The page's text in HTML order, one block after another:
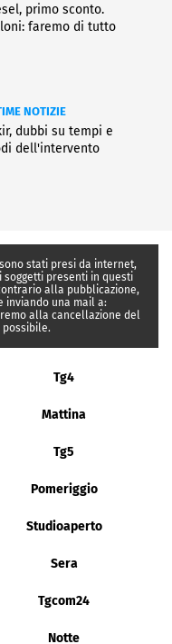
primo sconto.
faremo di tutto
NOTIZIE
dubbi su tempi e
dell'intervento
stati presi da internet,
presenti in questi
alla pubblicazione,
inviando una mail a:
alla cancellazione del
Tg4
Mattina
Tg5
Pomeriggio
Studioaperto
Sera
Tgcom24
Notte